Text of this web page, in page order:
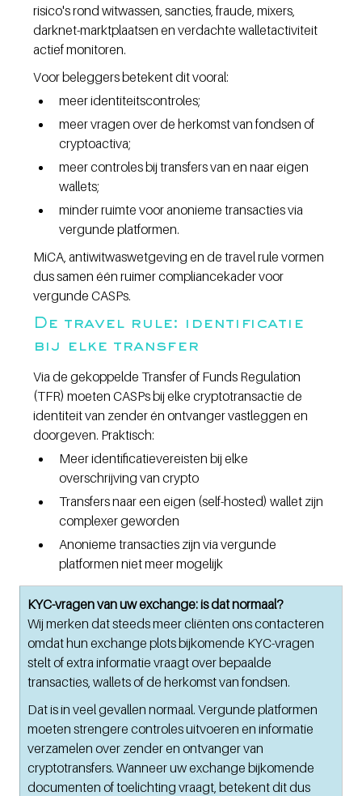
risico's rond witwassen, sancties, fraude, mixers,
darknet-marktplaatsen en verdachte walletactiviteit
actief monitoren.
Voor beleggers betekent dit vooral:
meer identiteitscontroles;
meer vragen over de herkomst van fondsen of
cryptoactiva;
meer controles bij transfers van en naar eigen
wallets;
minder ruimte voor anonieme transacties via
vergunde platformen.
MiCA, antiwitwaswetgeving en de travel rule vormen
dus samen één ruimer compliancekader voor
vergunde CASPs.
De travel rule: identificatie
bij elke transfer
Via de gekoppelde Transfer of Funds Regulation
(TFR) moeten CASPs bij elke cryptotransactie de
identiteit van zender én ontvanger vastleggen en
doorgeven. Praktisch:
Meer identificatievereisten bij elke
overschrijving van crypto
Transfers naar een eigen (self-hosted) wallet zijn
complexer geworden
Anonieme transacties zijn via vergunde
platformen niet meer mogelijk
KYC-vragen van uw exchange: is dat normaal?
Wij merken dat steeds meer cliënten ons contacteren
omdat hun exchange plots bijkomende KYC-vragen
stelt of extra informatie vraagt over bepaalde
transacties, wallets of de herkomst van fondsen.
Dat is in veel gevallen normaal. Vergunde platformen
moeten strengere controles uitvoeren en informatie
verzamelen over zender en ontvanger van
cryptotransfers. Wanneer uw exchange bijkomende
documenten of toelichting vraagt, betekent dit dus